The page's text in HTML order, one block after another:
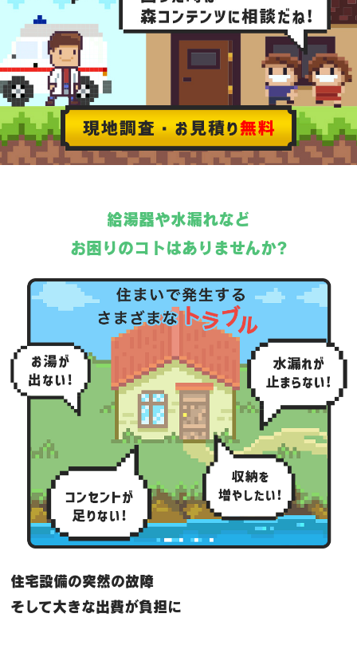
給湯器や水漏れなど
お困りのコトはありませんか?
住宅設備の突然の故障
そして大きな出費が負担に